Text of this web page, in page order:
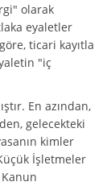
olarak
eyaletler
ticari kayıtla
"iç
En azından,
gelecekteki
kimler
İşletmeler